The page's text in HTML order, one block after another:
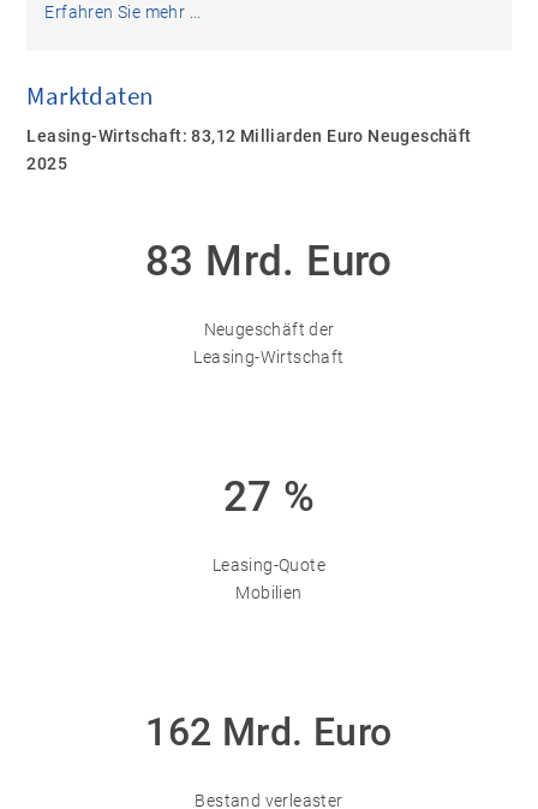
Erfahren Sie mehr ...
Marktdaten
Leasing-Wirtschaft: 83,12 Milliarden Euro Neugeschäft
2025
83 Mrd. Euro
Neugeschäft der
Leasing-Wirtschaft
27 %
Leasing-Quote
Mobilien
180 Mrd. Euro
Bestand verleaster